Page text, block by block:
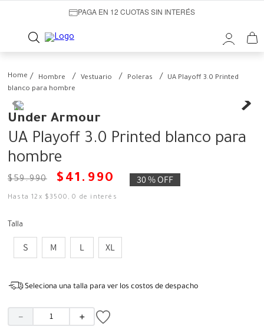
PAGA EN 12 CUOTAS SIN INTERÉS
Hombre Vestuario Poleras
UA Playoff 3.0 Printed
blanco para hombre
Under Armour
UA Playoff 3.0 Printed blanco para
hombre
$59.990 $ 41 . 990 30 %OFF
Hasta12 x $ 3500 ,0 de interés
Talla
S M L XL
Seleciona una talla para ver los costos de despacho
＋
－